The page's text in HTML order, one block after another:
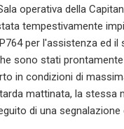
operativa della
tempestivamente
per l'assistenza ed il
sono stati
in condizioni di
mattinata, la stessa
di una segnalazione